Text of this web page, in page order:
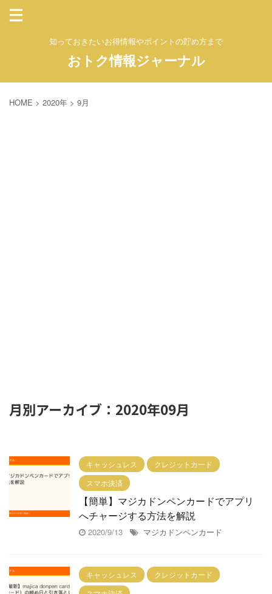
知っておきたいお得情報やポイントの貯め方まで
おトク情報ジャーナル
HOME > 2020年 > 9月
月別アーカイブ：2020年09月
キャッシュレス
クレジットカード
スマホ決済
【簡単】マジカドンペンカードでアプリ
へチャージする方法を解説
2020/9/13 マジカドンペンカード
キャッシュレス
クレジットカード